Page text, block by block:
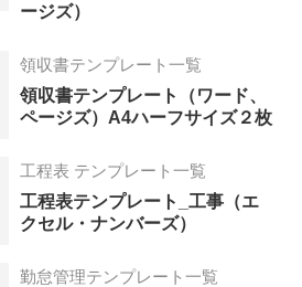
ージズ）
領収書テンプレート一覧
領収書テンプレート（ワード、
ページズ）A4ハーフサイズ２枚
工程表 テンプレート一覧
工程表テンプレート_工事（エ
クセル・ナンバーズ）
勤怠管理テンプレート一覧